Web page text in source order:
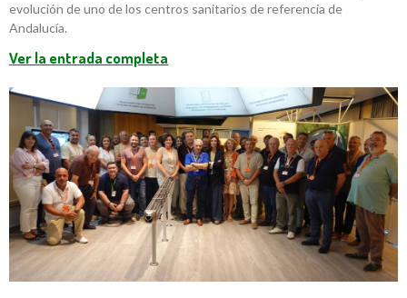
evolución de uno de los centros sanitarios de referencia de
Andalucía.
Ver la entrada completa